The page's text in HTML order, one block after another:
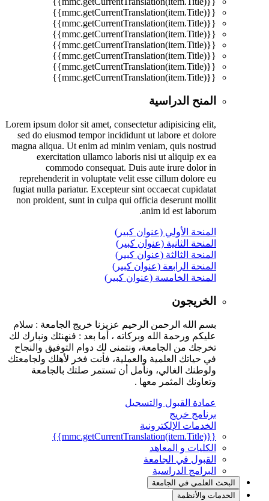
{{mmc.getCurrentTranslation(item.Title)}}
{{mmc.getCurrentTranslation(item.Title)}}
{{mmc.getCurrentTranslation(item.Title)}}
{{mmc.getCurrentTranslation(item.Title)}}
{{mmc.getCurrentTranslation(item.Title)}}
{{mmc.getCurrentTranslation(item.Title)}}
{{mmc.getCurrentTranslation(item.Title)}}
المنح الدراسية
Lorem ipsum dolor sit amet, consectetur adipisicing elit,
sed do eiusmod tempor incididunt ut labore et dolore
magna aliqua. Ut enim ad minim veniam, quis nostrud
exercitation ullamco laboris nisi ut aliquip ex ea
commodo consequat. Duis aute irure dolor in
reprehenderit in voluptate velit esse cillum dolore eu
fugiat nulla pariatur. Excepteur sint occaecat cupidatat
non proident, sunt in culpa qui officia deserunt mollit
anim id est laborum.
المنحة الأولي (عنوان كبير)
المنحة الثانية (عنوان كبير)
المنحة الثالثة (عنوان كبير)
المنحة الرابعة (عنوان كبير)
المنحة الخامسة (عنوان كبير)
الخريجون
بسم الله الرحمن الرحيم عزيزنا خريج الجامعة : سلام
عليكم ورحمة الله وبركاته ، أما بعد : فنهنئك ونبارك لك
تخرجك من الجامعة، ونتمنى لك دوام التوفيق والنجاح
في حياتك العلمية والعملية، فأنت فخر لأهلك ولجامعتك
ولوطنك الغالي، ونأمل أن تستمر صلتك بالجامعة
وتعاونك المثمر معها .
عمادة القبول والتسجيل
برنامج خريج
الخدمات الإلكترونية
{{mmc.getCurrentTranslation(item.Title)}}
الكليات و المعاهد
القبول في الجامعة
البرامج الدراسية
البحث العلمي في الجامعة
الخدمات والأنظمة